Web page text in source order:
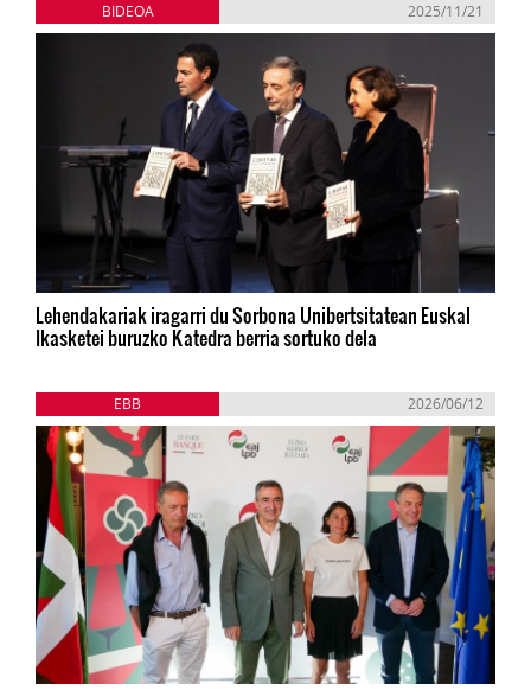
BIDEOA 2025/11/21
Lehendakariak iragarri du Sorbona Unibertsitatean Euskal
Ikasketei buruzko Katedra berria sortuko dela
EBB 2026/06/12